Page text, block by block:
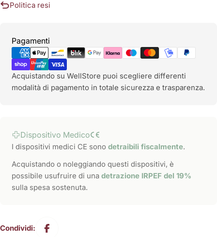
Politica resi
Pagamenti
Metodi
di
pagamento
Acquistando su WellStore puoi scegliere differenti
modalità di pagamento in totale sicurezza e trasparenza.
Dispositivo Medico
I dispositivi medici CE sono detraibili fiscalmente.
Acquistando o noleggiando questi dispositivi, è
possibile usufruire di una detrazione IRPEF del 19%
sulla spesa sostenuta.
Condividi: